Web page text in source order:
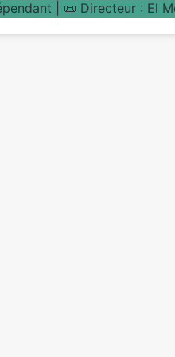
| 📜 Directeur : El